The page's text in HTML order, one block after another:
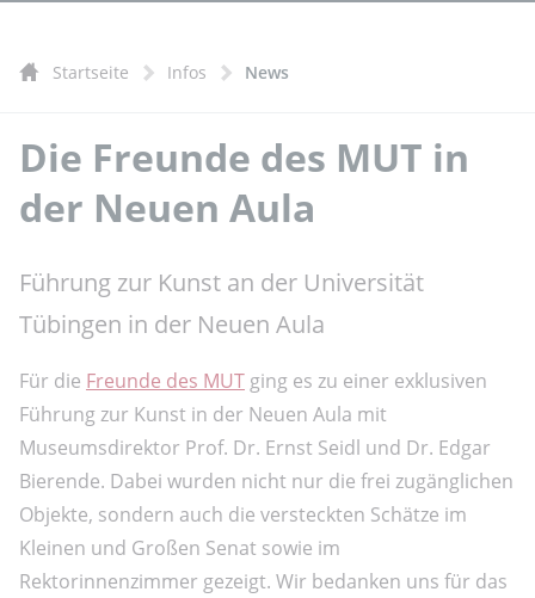
Startseite Infos News
Die Freunde des MUT in
der Neuen Aula
Führung zur Kunst an der Universität
Tübingen in der Neuen Aula
Für die Freunde des MUT ging es zu einer exklusiven
Führung zur Kunst in der Neuen Aula mit
Museumsdirektor Prof. Dr. Ernst Seidl und Dr. Edgar
Bierende. Dabei wurden nicht nur die frei zugänglichen
Objekte, sondern auch die versteckten Schätze im
Kleinen und Großen Senat sowie im
Rektorinnenzimmer gezeigt. Wir bedanken uns für das